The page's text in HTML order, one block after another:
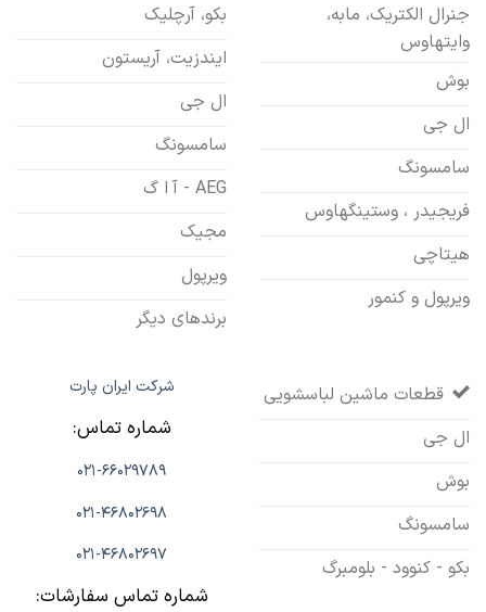
جنرال الکتریک، مابه،
وایتهاوس
بوش
ال جی
سامسونگ
فریجیدر ، وستینگهاوس
هیتاچی
ویرپول و کنمور
بکو، آرچلیک
ایندزیت، آریستون
ال جی
سامسونگ
AEG - آ ا گ
مجیک
ویرپول
برندهای دیگر
قطعات ماشین لباسشویی
ال جی
بوش
سامسونگ
بکو - کنوود - بلومبرگ
شرکت ایران پارت
شماره تماس:
021-66029789
021-46802698
021-46802697
شماره تماس سفارشات: